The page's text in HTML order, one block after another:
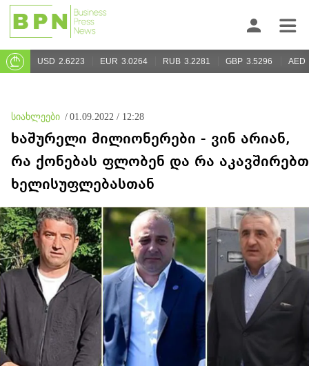
USD 2.6223 EUR 3.0264 RUB 3.2281 GBP 3.5296 AED
სიახლეები / 01.09.2022 / 12:28
ხაშურელი მილიონერები - ვინ არიან,
რა ქონებას ფლობენ და რა აკავშირებთ
ხელისუფლებასთან